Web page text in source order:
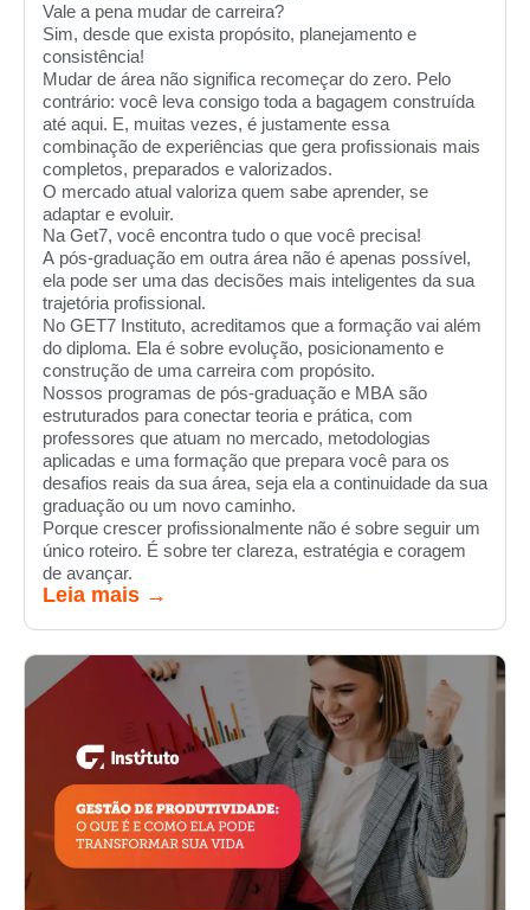
Vale a pena mudar de carreira?
Sim, desde que exista propósito, planejamento e
consistência!
Mudar de área não significa recomeçar do zero. Pelo
contrário: você leva consigo toda a bagagem construída
até aqui. E, muitas vezes, é justamente essa
combinação de experiências que gera profissionais mais
completos, preparados e valorizados.
O mercado atual valoriza quem sabe aprender, se
adaptar e evoluir.
Na Get7, você encontra tudo o que você precisa!
A pós-graduação em outra área não é apenas possível,
ela pode ser uma das decisões mais inteligentes da sua
trajetória profissional.
No GET7 Instituto, acreditamos que a formação vai além
do diploma. Ela é sobre evolução, posicionamento e
construção de uma carreira com propósito.
Nossos programas de pós-graduação e MBA são
estruturados para conectar teoria e prática, com
professores que atuam no mercado, metodologias
aplicadas e uma formação que prepara você para os
desafios reais da sua área, seja ela a continuidade da sua
graduação ou um novo caminho.
Porque crescer profissionalmente não é sobre seguir um
único roteiro. É sobre ter clareza, estratégia e coragem
de avançar.
Leia mais →